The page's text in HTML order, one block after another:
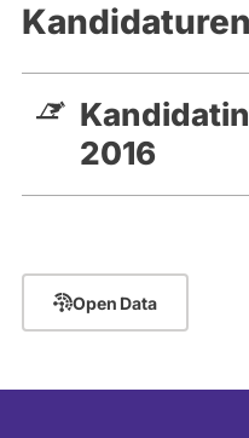
2016
Open Data